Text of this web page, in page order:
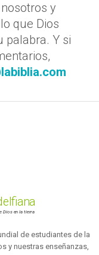
y
que Dios
palabra. Y si
Dios en la tierra
de estudiantes de la
y nuestras enseñanzas,